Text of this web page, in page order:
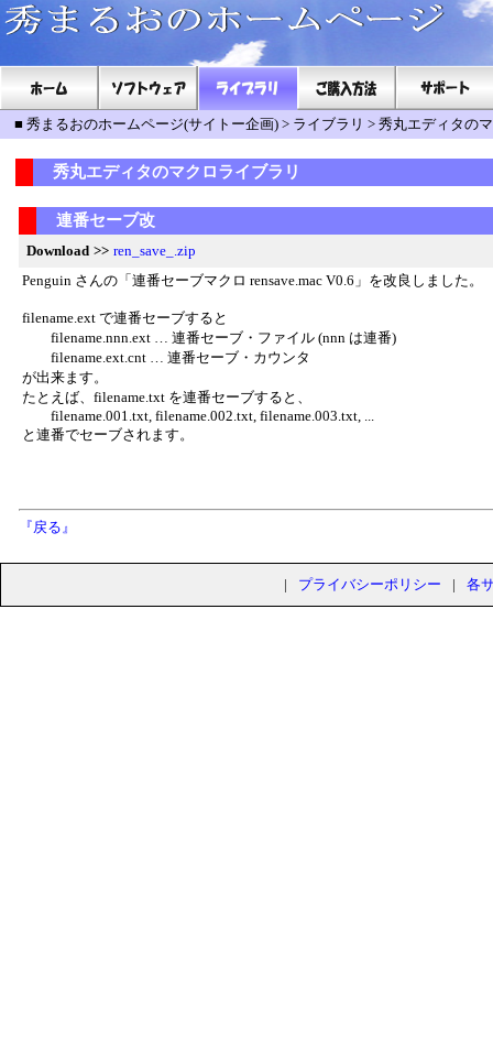
■ 秀まるおのホームページ(サイトー企画) > ライブラリ > 秀丸エディタの
秀丸エディタのマクロライブラリ
連番セーブ改
Download >> ren_save_.zip
Penguin さんの「連番セーブマクロ rensave.mac V0.6」を改良しました。
filename.ext で連番セーブすると
filename.nnn.ext … 連番セーブ・ファイル (nnn は連番)
filename.ext.cnt … 連番セーブ・カウンタ
が出来ます。
たとえば、filename.txt を連番セーブすると、
filename.001.txt, filename.002.txt, filename.003.txt, ...
と連番でセーブされます。
『戻る』
| プライバシーポリシー | 各